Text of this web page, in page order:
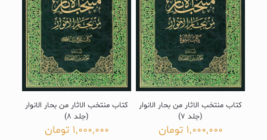
کتاب منتخب الاثار من بحار الانوار
(جلد 7)
1,000,000 تومان
کتاب منتخب الاثار من بحار الانوار
(جلد 8)
1,000,000 تومان